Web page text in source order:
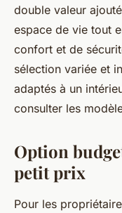
double valeur
espace de vie tout
confort et de
sélection variée et
adaptés à un
consulter les
Option
petit prix
Pour les